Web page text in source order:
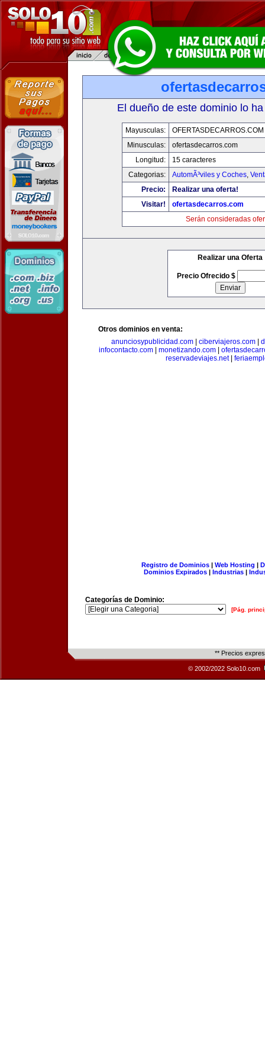
El dueño de este dominio lo
Mayusculas:
OFERTASDECARROS.COM
Minusculas:
ofertasdecarros.com
Longitud:
15 caracteres
Categorias:
AutomÃ³viles y Coches,
Precio:
Realizar una oferta!
Visitar!
ofertasdecarros.com
Serán consideradas
Realizar una Oferta
Precio Ofrecido $
Otros dominios en venta:
anunciosypublicidad.com| ciberviajeros.com|
infocontacto.com
monetizando.com
reservadeviajes.net|
Registro de Dominios| Web Hosting |
Dominios Expirados | Industrias |
Categorías de Dominio:
[Pág.
** Precios
© 2002/2022 Solo10.com